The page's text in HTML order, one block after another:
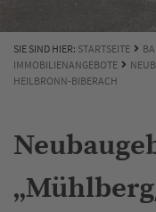
SIE SIND HIER: STARTSEITE
IMMOBILIENANGEBOTE
HEILBRONN-BIBERACH